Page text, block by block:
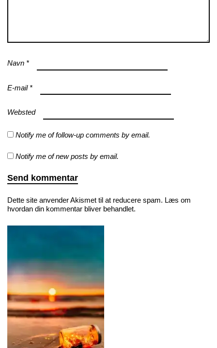
Navn *
E-mail *
Websted
Notify me of follow-up comments by email.
Notify me of new posts by email.
Dette site anvender Akismet til at reducere spam. Læs om
hvordan din kommentar bliver behandlet.